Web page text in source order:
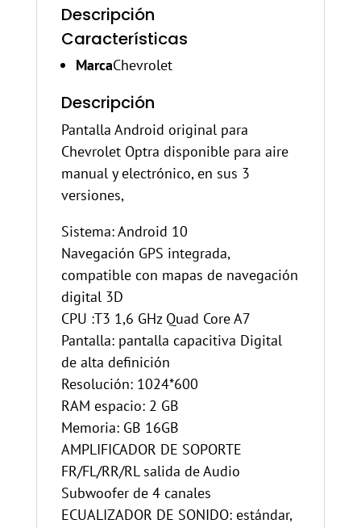
Descripción
Características
MarcaChevrolet
Descripción
Pantalla Android original para
Chevrolet Optra disponible para aire
manual y electrónico, en sus 3
versiones,
Sistema: Android 10
Navegación GPS integrada,
compatible con mapas de navegación
digital 3D
CPU :T3 1,6 GHz Quad Core A7
Pantalla: pantalla capacitiva Digital
de alta definición
Resolución: 1024*600
RAM espacio: 2 GB
Memoria: GB 16GB
AMPLIFICADOR DE SOPORTE
FR/FL/RR/RL salida de Audio
Subwoofer de 4 canales
ECUALIZADOR DE SONIDO: estándar,